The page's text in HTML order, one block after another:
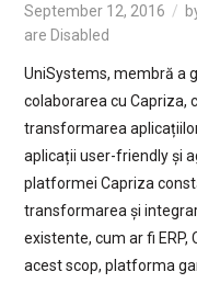
September 12, 2016
are Disabled
UniSystems, membră a
colaborarea cu Capriza,
transformarea
aplicații user-friendly și
platformei Capriza
transformarea și
existente, cum ar fi ERP,
acest scop, platforma